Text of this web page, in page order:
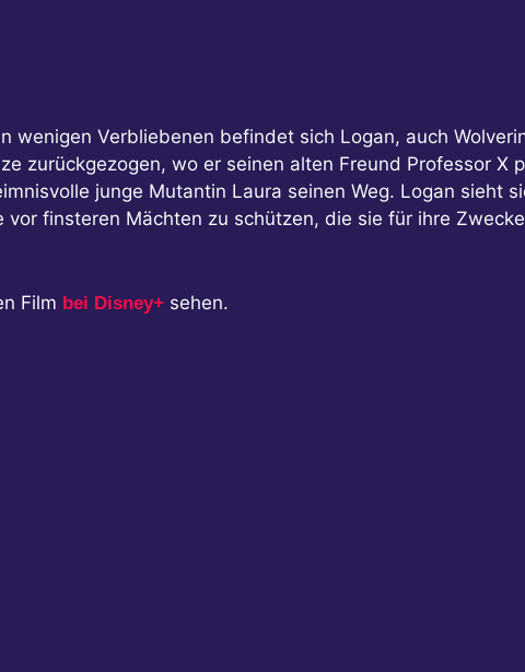
Verbliebenen befindet sich Logan, auch
zurückgezogen, wo er seinen alten Freund Professor X
junge Mutantin Laura seinen Weg. Logan sieht
finsteren Mächten zu schützen, die sie für ihre Zwecke
Film bei Disney+ sehen.